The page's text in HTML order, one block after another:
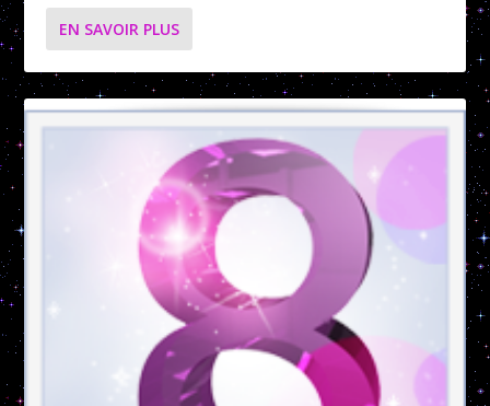
EN SAVOIR PLUS